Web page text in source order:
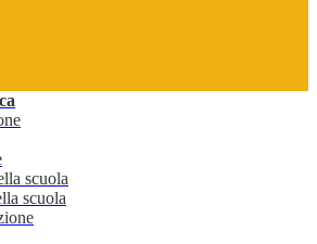
scuola
scuola